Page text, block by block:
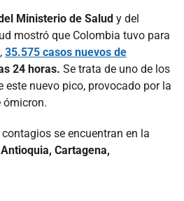
Ministerio de Salud y del
mostró que Colombia tuvo para
35.575 casos nuevos de
24 horas. Se trata de uno de los
este nuevo pico, provocado por la
ómicron.
se encuentran en la
Cartagena,